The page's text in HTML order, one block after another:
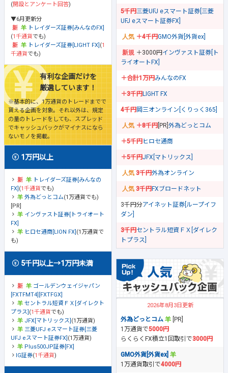
(開設とアンケート回答)
▼6月更新分
トレイダーズ証券[みんなのFX]
(1千通貨でも)
トレイダーズ証券[LIGHT FX] (1
千通貨でも)
有利な企画だけを
厳選しています！
※基本的に、1万通貨のトレードまでで
貰える企画を対象。それ以外は、規定
の量のトレードをしても、スプレッド
でキャッシュバックがマイナスになら
ないモノを掲載。
1万円以上
トレイダーズ証券[みんなの
FX] (1千通貨でも)
外為どっとコム(1万通貨でも)
[PR]
インヴァスト証券[トライオート
FX]
ヒロセ通商[LION FX] (1万通貨で
も)
5千円以上→1万円未満
ゴールデンウェイジャパン
[FXTFMT4][FXTFGX]
セントラル短資ＦＸ[ダイレクト
プラス] (1千通貨でも)
JFX[マトリックス] (1万通貨)
三菱UFJ eスマート証券[三菱
UFJ eスマート証券FX] (1万通貨)
Plus500JP証券[FX]
IG証券(1千通貨)
5千円三菱UFJ eスマート証券[三菱
UFJ eスマート証券FX]
＋4千円GMO外貨[外貨ex]
＋3000円 インヴァスト証券[ト
ライオートFX]
＋合計1万円みんなのFX
＋3千円LIGHT FX
4千円岡三オンライン[くりっく365]
＋8千円 [PR] 外為どっとコム
＋5千円ヒロセ通商
＋5千円JFX[マトリックス]
3千円外為オンライン
3千円FXブロードネット
3千円分アイネット証券[ループイフ
ダン]
3千円セントラル短資ＦＸ[ダイレク
トプラス]
2026年8月3日更新
外為どっとコム
[PR]
1万通貨で5000円
らくらくFX積立1回取引で3000円
GMO外貨[外貨ex]
1万通貨取引で4000円